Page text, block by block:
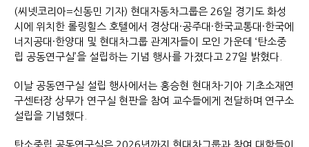
(씨넷코리아=신동민 기자) 현대자동차그룹은 26일 경기도 화성
시에 위치한 롤링힐스 호텔에서 경상대·공주대·한국교통대·한국에
너지공대·한양대 및 현대차그룹 관계자들이 모인 가운데 ‘탄소중
립 공동연구실’을 설립하는 기념 행사를 가졌다고 27일 밝혔다.
이날 공동연구실 설립 행사에서는 홍승현 현대차·기아 기초소재연
구센터장 상무가 연구실 현판을 참여 교수들에게 전달하며 연구소
설립을 기념했다.
탄소중립 공동연구실은 2026년까지 현대차그룹과 참여 대학들이